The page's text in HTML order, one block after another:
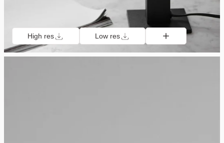
High res Low res